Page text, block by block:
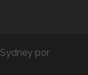
Sydney por